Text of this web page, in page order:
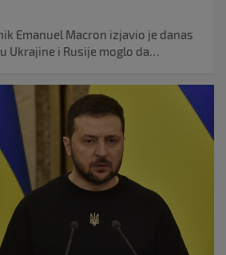
Emanuel Macron izjavio je danas
Ukrajine i Rusije moglo da…